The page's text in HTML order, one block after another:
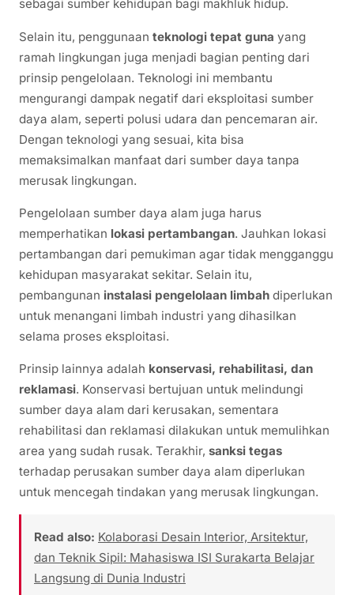
sebagai sumber kehidupan bagi makhluk hidup.
Selain itu, penggunaan teknologi tepat guna yang
ramah lingkungan juga menjadi bagian penting dari
prinsip pengelolaan. Teknologi ini membantu
mengurangi dampak negatif dari eksploitasi sumber
daya alam, seperti polusi udara dan pencemaran air.
Dengan teknologi yang sesuai, kita bisa
memaksimalkan manfaat dari sumber daya tanpa
merusak lingkungan.
Pengelolaan sumber daya alam juga harus
memperhatikan lokasi pertambangan. Jauhkan lokasi
pertambangan dari pemukiman agar tidak mengganggu
kehidupan masyarakat sekitar. Selain itu,
pembangunan instalasi pengelolaan limbah diperlukan
untuk menangani limbah industri yang dihasilkan
selama proses eksploitasi.
Prinsip lainnya adalah konservasi, rehabilitasi, dan
reklamasi. Konservasi bertujuan untuk melindungi
sumber daya alam dari kerusakan, sementara
rehabilitasi dan reklamasi dilakukan untuk memulihkan
area yang sudah rusak. Terakhir, sanksi tegas
terhadap perusakan sumber daya alam diperlukan
untuk mencegah tindakan yang merusak lingkungan.
Read also: Kolaborasi Desain Interior, Arsitektur,
dan Teknik Sipil: Mahasiswa ISI Surakarta Belajar
Langsung di Dunia Industri